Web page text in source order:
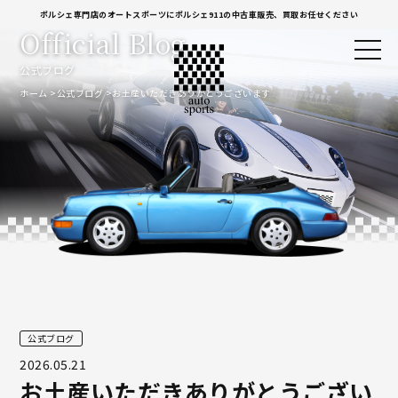
ポルシェ専門店のオートスポーツにポルシェ911の中古車販売、買取お任せください
公式ブログ
Official Blog
ホーム 公式ブログ お土産いただきありがとうございます
公式ブログ
2026.05.21